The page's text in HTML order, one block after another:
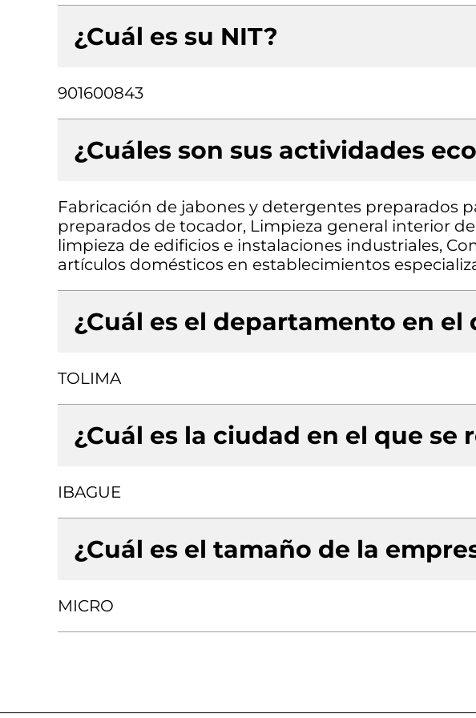
¿Cuál es su NIT?
901600843
¿Cuáles son sus actividades
Fabricación de jabones y detergentes preparados
preparados de tocador, Limpieza general interior
limpieza de edificios e instalaciones industriales,
artículos domésticos en establecimientos
¿Cuál es el departamento en el
TOLIMA
¿Cuál es la ciudad en el que se
IBAGUE
¿Cuál es el tamaño de la
MICRO